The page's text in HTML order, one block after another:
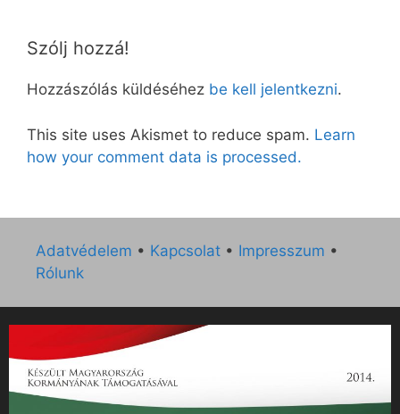
Szólj hozzá!
Hozzászólás küldéséhez be kell jelentkezni.
This site uses Akismet to reduce spam. Learn
how your comment data is processed.
Adatvédelem • Kapcsolat • Impresszum •
Rólunk